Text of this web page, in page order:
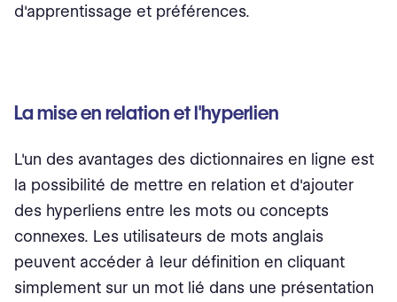
d'apprentissage et préférences.
La mise en relation et l'hyperlien
L'un des avantages des dictionnaires en ligne est
la possibilité de mettre en relation et d'ajouter
des hyperliens entre les mots ou concepts
connexes. Les utilisateurs de mots anglais
peuvent accéder à leur définition en cliquant
simplement sur un mot lié dans une présentation